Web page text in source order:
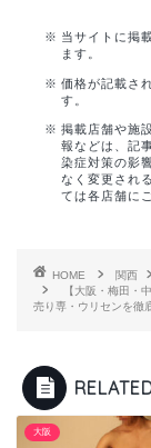
当サイトに掲
ます。
価格が記載さ
す。
掲載店舗や施
報などは、記
染症対策の影
なく変更され
ては各店舗に
HOME 関西
【大阪・梅田・
売り専・ウリセンを徹
大阪